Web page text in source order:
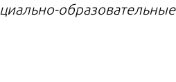
образовательные